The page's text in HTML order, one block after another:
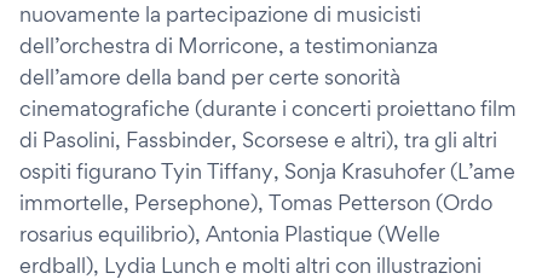
nuovamente la partecipazione di musicisti
dell’orchestra di Morricone, a testimonianza
dell’amore della band per certe sonorità
cinematografiche (durante i concerti proiettano film
di Pasolini, Fassbinder, Scorsese e altri), tra gli altri
ospiti figurano Tyin Tiffany, Sonja Krasuhofer (L’ame
immortelle, Persephone), Tomas Petterson (Ordo
rosarius equilibrio), Antonia Plastique (Welle
erdball), Lydia Lunch e molti altri con illustrazioni